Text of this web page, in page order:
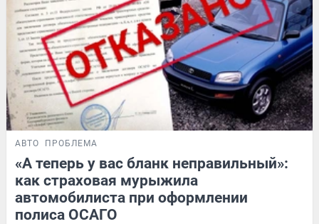
АВТО ПРОБЛЕМА
«А теперь у вас бланк неправильный»:
как страховая мурыжила
автомобилиста при оформлении
полиса ОСАГО